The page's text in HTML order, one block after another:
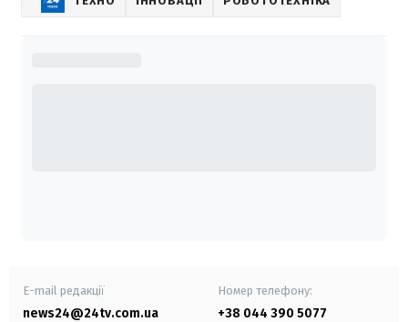
E-mail редакції
news24@24tv.com.ua
Номер телефону:
+38 044 390 5077